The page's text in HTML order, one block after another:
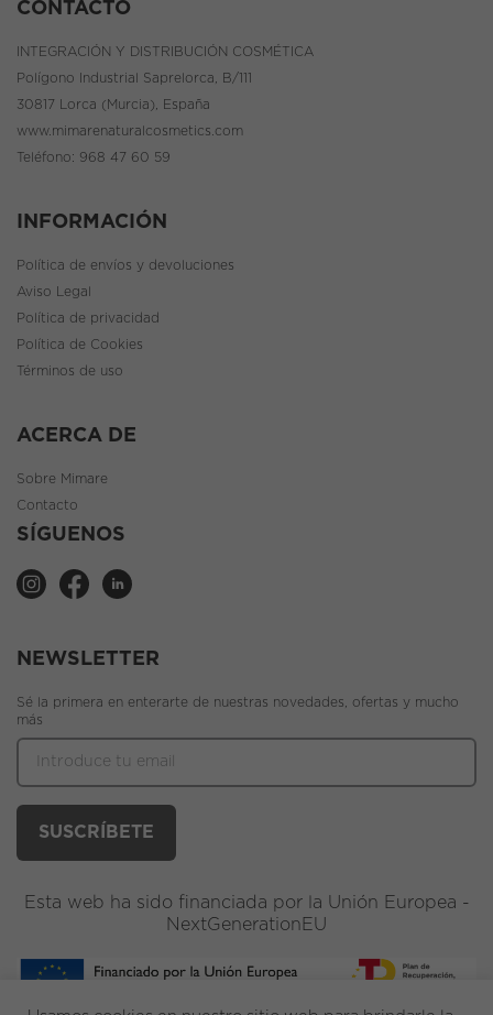
CONTACTO
INTEGRACIÓN Y DISTRIBUCIÓN COSMÉTICA
Polígono Industrial Saprelorca, B/111
30817 Lorca (Murcia), España
www.mimarenaturalcosmetics.com
Teléfono: 968 47 60 59
INFORMACIÓN
Política de envíos y devoluciones
Aviso Legal
Política de privacidad
Política de Cookies
Términos de uso
ACERCA DE
Sobre Mimare
Contacto
SÍGUENOS
NEWSLETTER
Sé la primera en enterarte de nuestras novedades, ofertas y mucho
más
Esta web ha sido financiada por la Unión Europea -
NextGenerationEU